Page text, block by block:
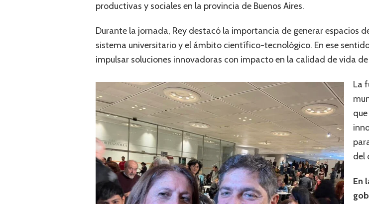
productivas y sociales en la provincia de Buenos Aires.
Durante la jornada, Rey destacó la importancia de generar espacios
sistema universitario y el ámbito científico-tecnológico. En ese
impulsar soluciones innovadoras con impacto en la calidad de vida
La
del
En